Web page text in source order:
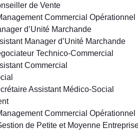
de Vente
Commercial Opérationnel
d’Unité Marchande
Manager d’Unité Marchande
Technico-Commercial
Commercial
Assistant Médico-Social
Commercial Opérationnel
de Petite et Moyenne